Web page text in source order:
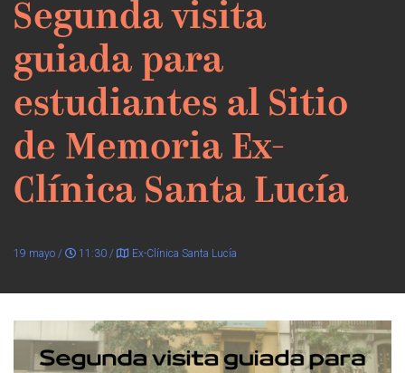
Segunda visita
guiada para
estudiantes al Sitio
de Memoria Ex-
Clínica Santa Lucía
19 mayo / 11:30 / Ex-Clínica Santa Lucía